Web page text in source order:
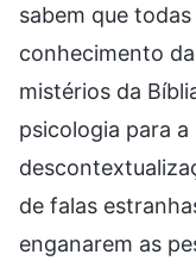
sabem que
conhecimento
mistérios da
psicologia para
de falas
enganarem as